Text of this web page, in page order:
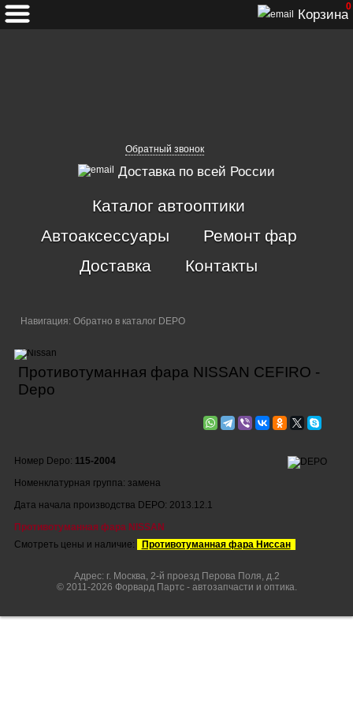
Обратный звонок
Доставка по всей России
Корзина
0
Каталог автооптики
Автоаксессуары
Ремонт фар
Доставка
Контакты
Навигация: Обратно в каталог DEPO
Противотуманная фара NISSAN CEFIRO -
Depo
Номер Depo: 115-2004
Номенклатурная группа: замена
Дата начала производства DEPO: 2013.12.1
Противотуманная фара NISSAN
Смотреть цены и наличие:
Противотуманная фара Ниссан
Адрес: г. Москва, 2-й проезд Перова Поля, д.2
© 2011-2026 Форвард Партс - автозапчасти и оптика.